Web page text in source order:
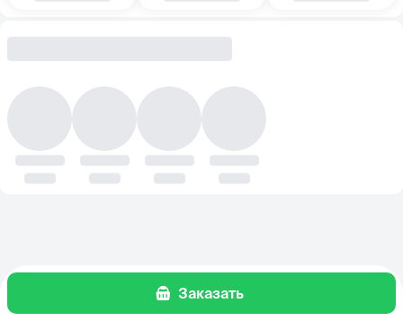
Заказать